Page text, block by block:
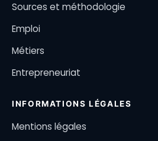
Sources et méthodologie
Emploi
Métiers
Entrepreneuriat
INFORMATIONS LÉGALES
Mentions légales